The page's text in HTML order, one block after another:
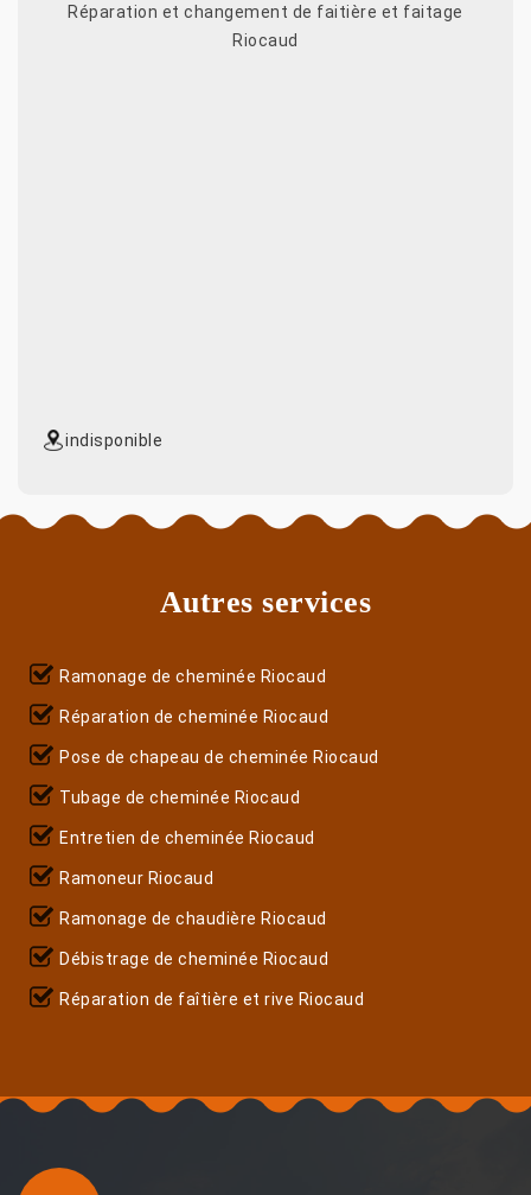
Réparation et changement de faitière et faitage
Riocaud
indisponible
Autres services
Ramonage de cheminée Riocaud
Réparation de cheminée Riocaud
Pose de chapeau de cheminée Riocaud
Tubage de cheminée Riocaud
Entretien de cheminée Riocaud
Ramoneur Riocaud
Ramonage de chaudière Riocaud
Débistrage de cheminée Riocaud
Réparation de faîtière et rive Riocaud